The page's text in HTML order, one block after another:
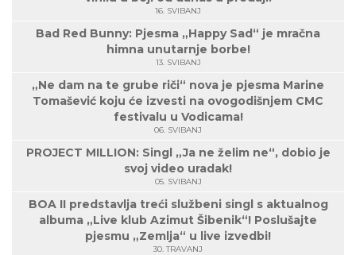
16. SVIBANJ
Bad Red Bunny: Pjesma „Happy Sad“ je mračna
himna unutarnje borbe!
13. SVIBANJ
„Ne dam na te grube riči“ nova je pjesma Marine
Tomašević koju će izvesti na ovogodišnjem CMC
festivalu u Vodicama!
06. SVIBANJ
PROJECT MILLION: Singl „Ja ne želim ne“, dobio je
svoj video uradak!
05. SVIBANJ
BOA II predstavlja treći službeni singl s aktualnog
albuma „Live klub Azimut Šibenik“! Poslušajte
pjesmu „Zemlja“ u live izvedbi!
30. TRAVANJ